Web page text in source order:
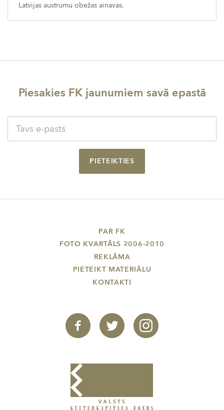
Latvijas austrumu obežas ainavas.
Piesakies FK jaunumiem savā epastā
PIETEIKTIES
PAR FK
FOTO KVARTĀLS 2006-2010
REKLĀMA
PIETEIKT MATERIĀLU
KONTAKTI